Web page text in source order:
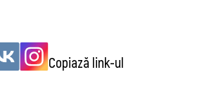
Copiază link-ul